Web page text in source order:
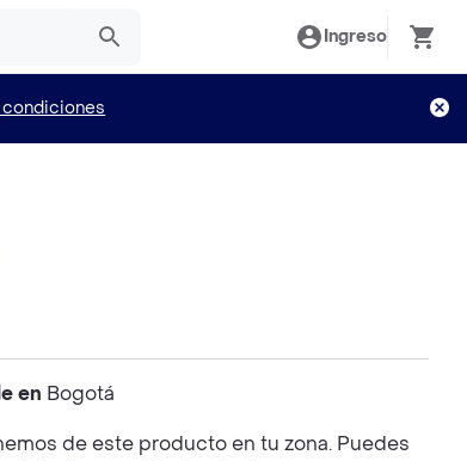
Ingreso
en Bogotá
de este producto en tu zona. Puedes